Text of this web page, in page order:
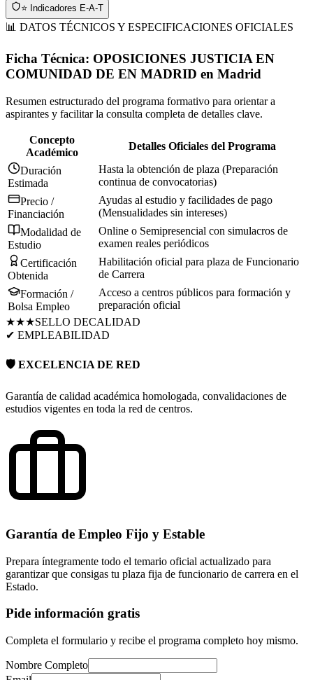
⭐ Indicadores E-A-T
📊 DATOS TÉCNICOS Y ESPECIFICACIONES OFICIALES
Ficha Técnica: OPOSICIONES JUSTICIA EN
COMUNIDAD DE EN MADRID en Madrid
Resumen estructurado del programa formativo para orientar a
aspirantes y facilitar la consulta completa de detalles clave.
Concepto
Académico
Detalles Oficiales del Programa
Duración
Estimada
Hasta la obtención de plaza (Preparación
continua de convocatorias)
Precio /
Financiación
Ayudas al estudio y facilidades de pago
(Mensualidades sin intereses)
Modalidad de
Estudio
Online o Semipresencial con simulacros de
examen reales periódicos
Certificación
Obtenida
Habilitación oficial para plaza de Funcionario
de Carrera
Formación /
Bolsa Empleo
Acceso a centros públicos para formación y
preparación oficial
★★★SELLO DECALIDAD
✔ EMPLEABILIDAD
🛡️ EXCELENCIA DE RED
Garantía de calidad académica homologada, convalidaciones de
estudios vigentes en toda la red de centros.
Garantía de Empleo Fijo y Estable
Prepara íntegramente todo el temario oficial actualizado para
garantizar que consigas tu plaza fija de funcionario de carrera en el
Estado.
Pide información gratis
Completa el formulario y recibe el programa completo hoy mismo.
Nombre Completo